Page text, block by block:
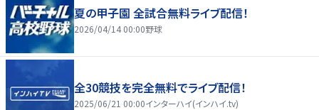
夏の甲子園 全試合無料ライブ配信！
2026/04/14 00:00野球
全30競技を完全無料でライブ配信！
2025/06/21 00:00インターハイ(インハイ.tv)